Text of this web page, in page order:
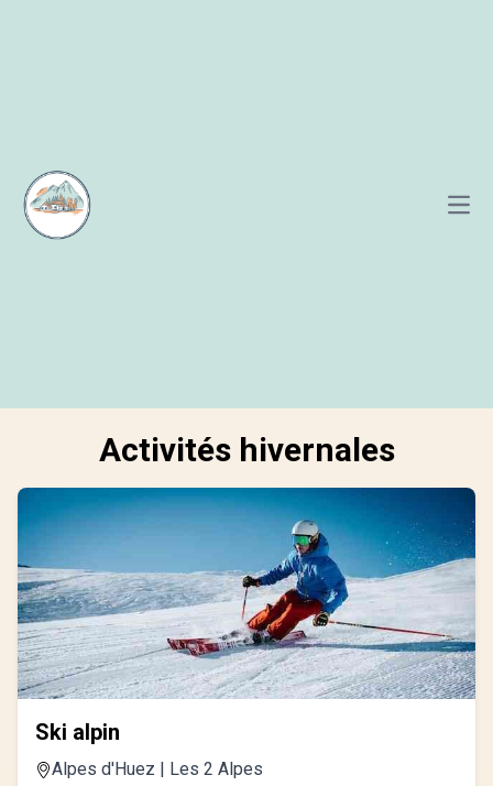
Activités hivernales
Ski alpin
Alpes d'Huez | Les 2 Alpes